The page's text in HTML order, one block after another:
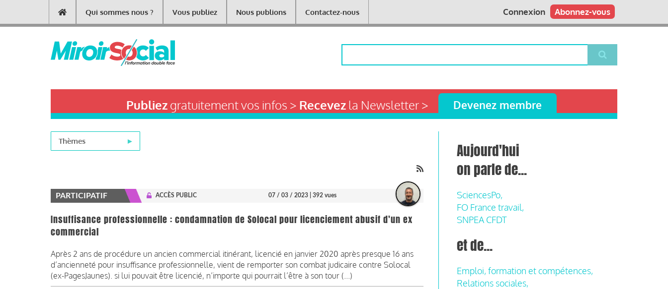
contenu
Main
navigation
Qui sommes nous ? Vous publiez Nous publions Contactez-nous Abonnez-vous
Connexion
Publiezgratuitement vos infos > Recevezla Newsletter > Devenez membre
Thèmes
PARTICIPATIF ACCÈS PUBLIC 07 / 03 / 2023 | 392 vues
Insuffisance professionnelle : condamnation de Solocal pour licenciement abusif d'un ex
commercial
Après 2 ans de procédure un ancien commercial itinérant, licencié en janvier 2020 après presque 16 ans
d’ancienneté pour insuffisance professionnelle, vient de remporter son combat judicaire contre Solocal
(ex-PagesJaunes). si lui pouvait être licencié, n’importe qui pourrait l’être à son tour (...)
Aujourd'hui
on parle de...
SciencesPo,
FO France travail,
SNPEA CFDT
et de...
Emploi, formation et compétences,
Relations sociales,